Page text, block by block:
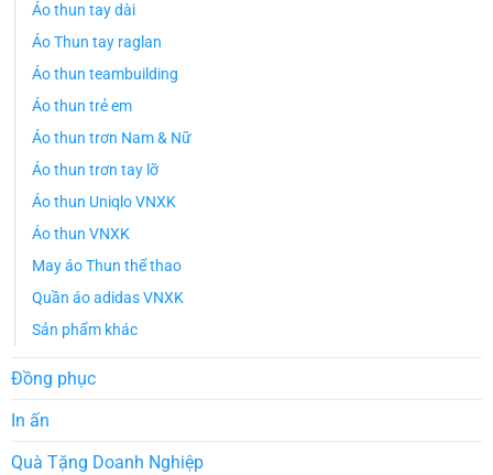
Áo thun tay dài
Áo Thun tay raglan
Áo thun teambuilding
Áo thun trẻ em
Áo thun trơn Nam & Nữ
Áo thun trơn tay lỡ
Áo thun Uniqlo VNXK
Áo thun VNXK
May áo Thun thể thao
Quần áo adidas VNXK
Sản phẩm khác
Đồng phục
In ấn
Quà Tặng Doanh Nghiệp